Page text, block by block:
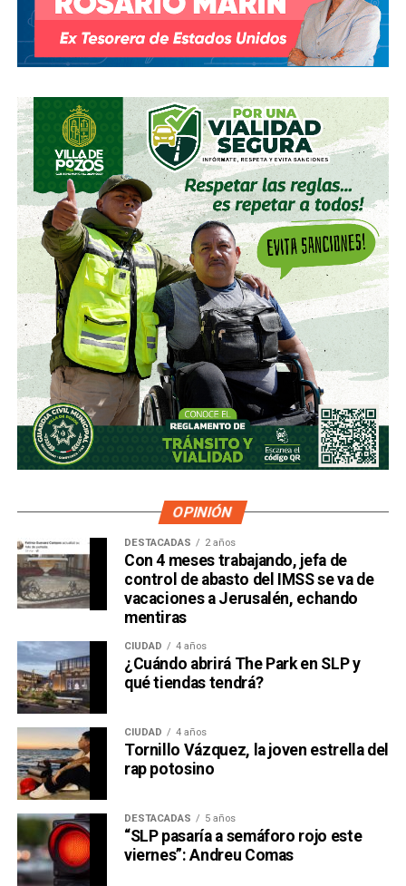
cambio en la presidencia) el oriundo de Monterreyha
comprado, además, acciones de la propia Televisa.
Empezó con 7.8%, lo que lo volvió su tercer mayor
El pasado mes de junio, como parte de un aumento de
capital de alrededor de 7 mil millones de pesos aprobado
por los accionistas de Televisa, la empresa informó que l a
participación de Martínez podría llegar a 22.3% una
vez se conviertan las obligaciones que compró, lo
que lo convertiría en el mayor accionista individual de
la compañía.
Esa conversión todavía no ocurre: se proyecta para 2027.
Azcárraga ha reducido considerablemente sus acciones
de la compañía, aunque conserva (vía un fideicomiso
familiar y una clase especial de acciones) el control formal
del voto de la empresa, independientemente de cuánto
capital tenga cada quien. En resumidas cuentas, aunque
Emilio Azcárraga tiene el poder de decisión,el mismo
financiero que reparte el control de El Realito con los
dos hombres más poderosos de Televisa está, al
mismo tiempo, camino a convertirse en el mayor
David Martínez es apodado coloquialmente como “ El
Fantasma de Wall Street
inmenso en Latinoamérica, especialmente en Argentina,
donde ha servido como negociador para la deuda nacional
y en 2017, fue considerado por Forbes como el hombre
más rico de dicho país. El regiomontano tiene un historial
OPINIÓN
DESTACADAS 2 años
Con 4 meses trabajando, jefa de
control de abasto del IMSS se va de
vacaciones a Jerusalén, echando
mentiras
CIUDAD 4 años
¿Cuándo abrirá The Park en SLP y
qué tiendas tendrá?
CIUDAD 4 años
Tornillo Vázquez, la joven estrella del
rap potosino
DESTACADAS 5 años
“SLP pasaría a semáforo rojo este
viernes”: Andreu Comas